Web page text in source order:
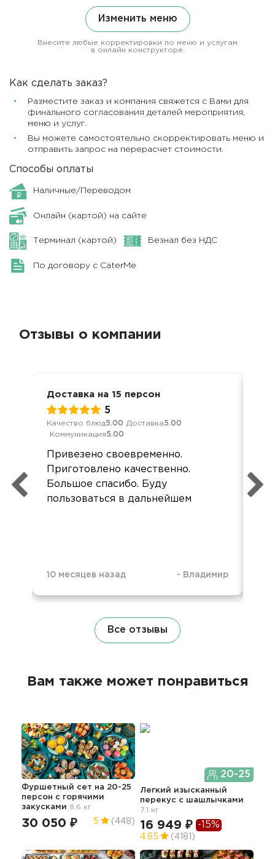
Изменить меню
Внесите любые корректировки по меню и услугам
в онлайн конструкторе.
Как сделать заказ?
Разместите заказ и компания свяжется с Вами для
финального согласования деталей мероприятия,
меню и услуг.
Вы можете самостоятельно скорректировать меню и
отправить запрос на перерасчет стоимости.
Способы оплаты
Наличные/Переводом
Онлайн (картой) на сайте
Терминал (картой) Безнал без НДС
По договору с CaterMe
Отзывы о компании
Доставка на 15 персон
5
Качество блюд5.00 Доставка5.00
Коммуникация5.00
Привезено своевременно.
Приготовлено качественно.
Большое спасибо. Буду
пользоваться в дальнейшем
10 месяцев назад - Владимир
Все отзывы
Вам также может понравиться
Фуршетный сет на 20-25
персон с горячими
закусками 8.6 кг
30 050 ₽ 5 (448)
20-25
Легкий изысканный
перекус с шашлычками
7.1 кг
16 949 ₽ -15%
4.65 (4181)